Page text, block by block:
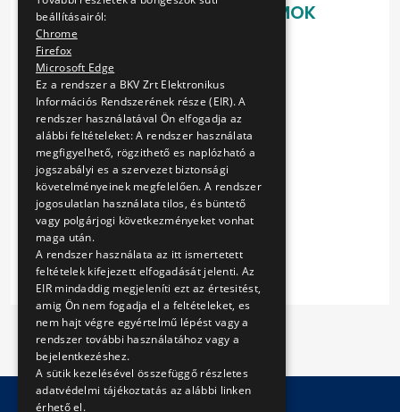
LETÖLTHETŐ DOKUMENTUMOK
válallkozási keretszerződés
1. sz. melléklet
1. sz. függelék
2. sz. melléklet
2. sz. függelék
3. sz. melléklet
4. sz. melléklet
5. sz. melléklet
6. sz. melléklet
7. sz. melléklet
beállításairól:
Chrome
Firefox
Microsoft Edge
Ez a rendszer a BKV Zrt Elektronikus
Információs Rendszerének része (EIR). A
rendszer használatával Ön elfogadja az
alábbi feltételeket: A rendszer használata
megfigyelhető, rögzithető es naplózható a
jogszabályi es a szervezet biztonsági
követelményeinek megfelelően. A rendszer
jogosulatlan használata tilos, és büntető
vagy polgárjogi következményeket vonhat
maga után.
A rendszer használata az itt ismertetett
feltételek kifejezett elfogadását jelenti. Az
EIR mindaddig megjeleníti ezt az értesitést,
amig Ön nem fogadja el a feltételeket, es
nem hajt végre egyértelmű lépést vagy a
rendszer további használatához vagy a
bejelentkezéshez.
A sütik kezelésével összefüggő részletes
adatvédelmi tájékoztatás az alábbi linken
érhető el.